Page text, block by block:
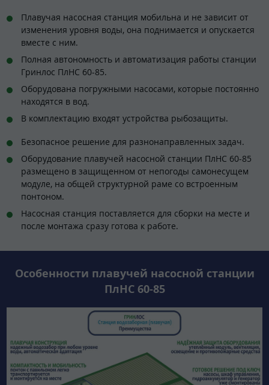
Плавучая насосная станция мобильна и не зависит от
изменения уровня воды, она поднимается и опускается
вместе с ним.
Полная автономность и автоматизация работы станции
Гринлос ПлНС 60-85.
Оборудована погружными насосами, которые постоянно
находятся в вод.
В комплектацию входят устройства рыбозащиты.
Безопасное решение для разнонаправленных задач.
Оборудование плавучей насосной станции ПлНС 60-85
размещено в защищенном от непогоды самонесущем
модуле, на общей структурной раме со встроенным
понтоном.
Насосная станция поставляется для сборки на месте и
после монтажа сразу готова к работе.
Особенности плавучей насосной станции
ПлНС 60-85